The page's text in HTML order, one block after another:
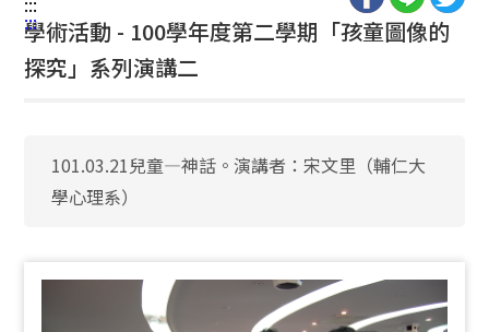
:::
學術活動 - 100學年度第二學期「孩童圖像的
探究」系列演講二
101.03.21兒童—神話。演講者：宋文里（輔仁大
學心理系）